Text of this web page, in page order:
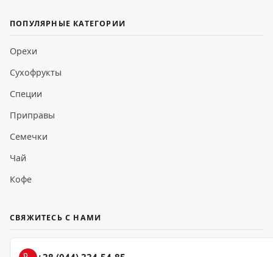
ПОПУЛЯРНЫЕ КАТЕГОРИИ
Орехи
Сухофрукты
Специи
Приправы
Семечки
Чай
Кофе
СВЯЖИТЕСЬ С НАМИ